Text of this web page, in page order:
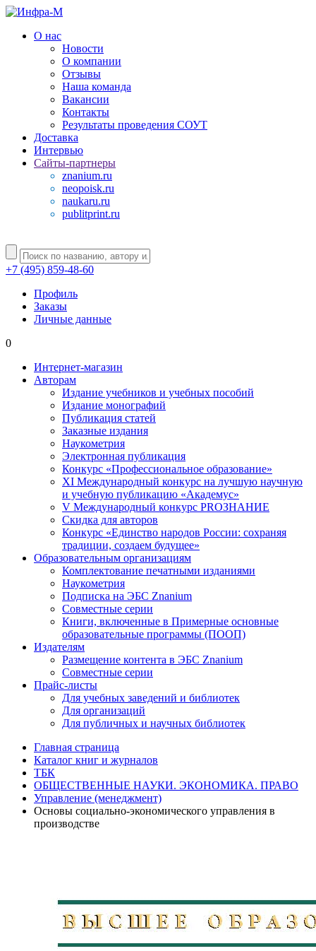
О нас
Новости
О компании
Отзывы
Наша команда
Вакансии
Контакты
Результаты проведения СОУТ
Доставка
Интервью
Сайты-партнеры
znanium.ru
neopoisk.ru
naukaru.ru
publitprint.ru
+7 (495) 859-48-60
Профиль
Заказы
Личные данные
0
Интернет-магазин
Авторам
Издание учебников и учебных пособий
Издание монографий
Публикация статей
Заказные издания
Наукометрия
Электронная публикация
Конкурс «Профессиональное образование»
XI Международный конкурс на лучшую научную
и учебную публикацию «Академус»
V Международный конкурс PROЗНАНИЕ
Скидка для авторов
Конкурс «Единство народов России: сохраняя
традиции, создаем будущее»
Образовательным организациям
Комплектование печатными изданиями
Наукометрия
Подписка на ЭБС Znanium
Совместные серии
Книги, включенные в Примерные основные
образовательные программы (ПООП)
Издателям
Размещение контента в ЭБС Znanium
Совместные серии
Прайс-листы
Для учебных заведений и библиотек
Для организаций
Для публичных и научных библиотек
Главная страница
Каталог книг и журналов
ТБК
ОБЩЕСТВЕННЫЕ НАУКИ. ЭКОНОМИКА. ПРАВО
Управление (менеджмент)
Основы социально-экономического управления в
производстве